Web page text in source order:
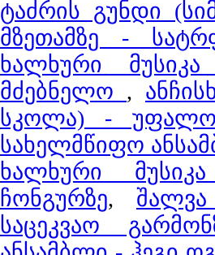
ტაძრის გუნდი
მზეთამზე -
ხალხური
მძებნელო ,
სკოლა) - უფალო
სახელმწიფო
ხალხური
ჩონგურზე,
საცეკვაო